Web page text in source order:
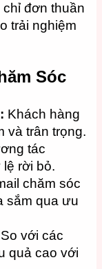
đơn thuần
trải nghiệm
Sóc
Khách hàng
và trân trọng.
tác
rời bỏ.
chăm sóc
sắm qua ưu
So với các
quả cao với